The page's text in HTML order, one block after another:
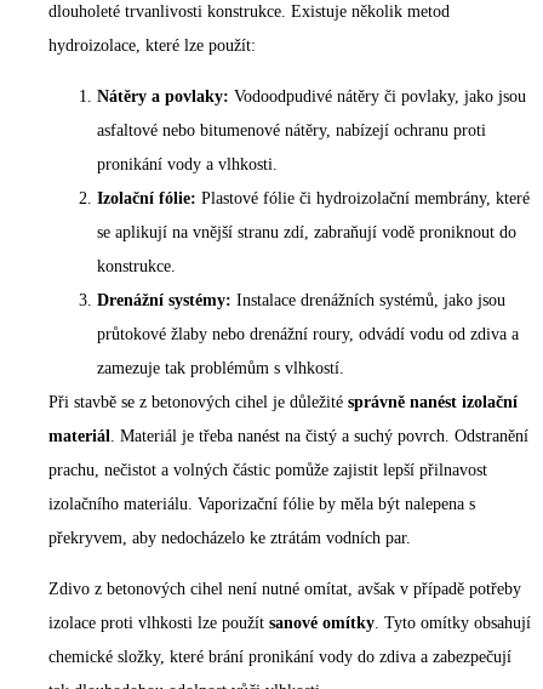
dlouholeté trvanlivosti konstrukce. Existuje několik metod
hydroizolace, které lze použít:
Nátěry a povlaky: Vodoodpudivé nátěry či povlaky, jako jsou
asfaltové nebo bitumenové nátěry, nabízejí ochranu proti
pronikání vody a vlhkosti.
Izolační fólie: Plastové fólie či hydroizolační membrány, které
se aplikují na vnější stranu zdí, zabraňují vodě proniknout do
konstrukce.
Drenážní systémy: Instalace drenážních systémů, jako jsou
průtokové žlaby nebo drenážní roury, odvádí vodu od zdiva a
zamezuje tak problémům s vlhkostí.
Při stavbě se z betonových cihel je důležité správně nanést izolační
materiál. Materiál je třeba nanést na čistý a suchý povrch. Odstranění
prachu, nečistot a volných částic pomůže zajistit lepší přilnavost
izolačního materiálu. Vaporizační fólie by měla být nalepena s
překryvem, aby nedocházelo ke ztrátám vodních par.
Zdivo z betonových cihel není nutné omítat, avšak v případě potřeby
izolace proti vlhkosti lze použít sanové omítky. Tyto omítky obsahují
chemické složky, které brání pronikání vody do zdiva a zabezpečují